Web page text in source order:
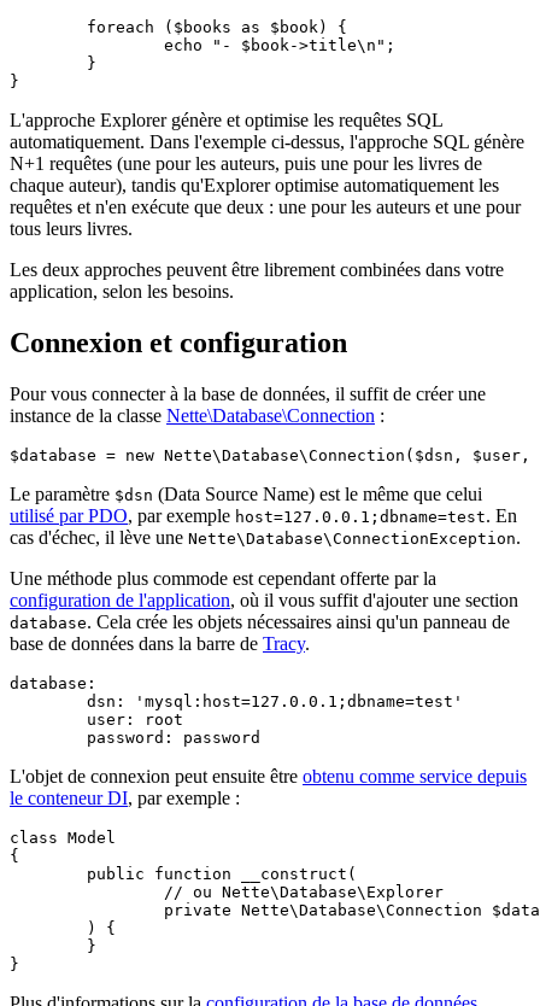
L'approche Explorer génère et optimise les requêtes SQL
automatiquement. Dans l'exemple ci-dessus, l'approche SQL génère
N+1 requêtes (une pour les auteurs, puis une pour les livres de
chaque auteur), tandis qu'Explorer optimise automatiquement les
requêtes et n'en exécute que deux : une pour les auteurs et une pour
tous leurs livres.
Les deux approches peuvent être librement combinées dans votre
application, selon les besoins.
Connexion et configuration
Pour vous connecter à la base de données, il suffit de créer une
instance de la classe Nette\Database\Connection :
Le paramètre $dsn (Data Source Name) est le même que celui
utilisé par PDO, par exemple host=127.0.0.1;dbname=test. En
cas d'échec, il lève une Nette\Database\ConnectionException.
Une méthode plus commode est cependant offerte par la
configuration de l'application, où il vous suffit d'ajouter une section
database. Cela crée les objets nécessaires ainsi qu'un panneau de
base de données dans la barre de Tracy.
database:
L'objet de connexion peut ensuite être obtenu comme service depuis
le conteneur DI, par exemple :
class Model
{